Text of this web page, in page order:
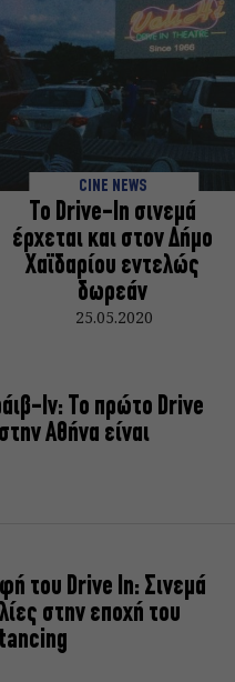
CINE NEWS
To Drive-In σινεμά
έρχεται και στον Δήμο
Χαϊδαρίου εντελώς
δωρεάν
25.05.2020
Ιν: Το πρώτο Drive
Αθήνα είναι
του Drive In: Σινεμά
στην εποχή του